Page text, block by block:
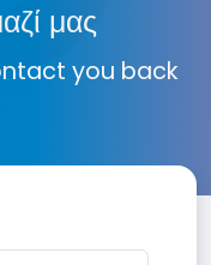
μας
you back